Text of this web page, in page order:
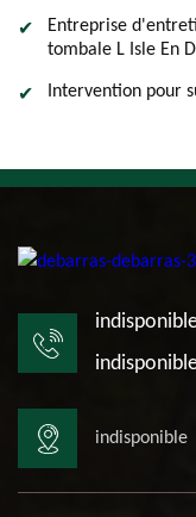
Entreprise
tombale L Isle En
Intervention pour
indisponible